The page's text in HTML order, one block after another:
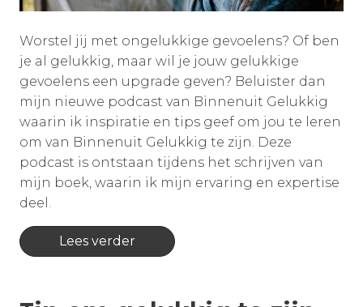
Worstel jij met ongelukkige gevoelens? Of ben
je al gelukkig, maar wil je jouw gelukkige
gevoelens een upgrade geven? Beluister dan
mijn nieuwe podcast van Binnenuit Gelukkig
waarin ik inspiratie en tips geef om jou te leren
om van Binnenuit Gelukkig te zijn. Deze
podcast is ontstaan tijdens het schrijven van
mijn boek, waarin ik mijn ervaring en expertise
deel.
Lees verder